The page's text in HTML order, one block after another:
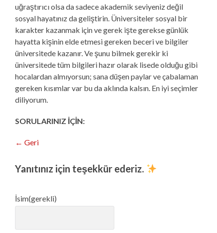
uğraştırıcı olsa da sadece akademik seviyeniz değil
sosyal hayatınız da geliştirin. Üniversiteler sosyal bir
karakter kazanmak için ve gerek işte gerekse günlük
hayatta kişinin elde etmesi gereken beceri ve bilgiler
üniversitede kazanır. Ve şunu bilmek gerekir ki
üniversitede tüm bilgileri hazır olarak lisede olduğu gibi
hocalardan almıyorsun; sana düşen paylar ve çabalaman
gereken kısımlar var bu da aklında kalsın. En iyi seçimler
diliyorum.
SORULARINIZ İÇİN:
← Geri
Yanıtınız için teşekkür ederiz.
İsim(gerekli)